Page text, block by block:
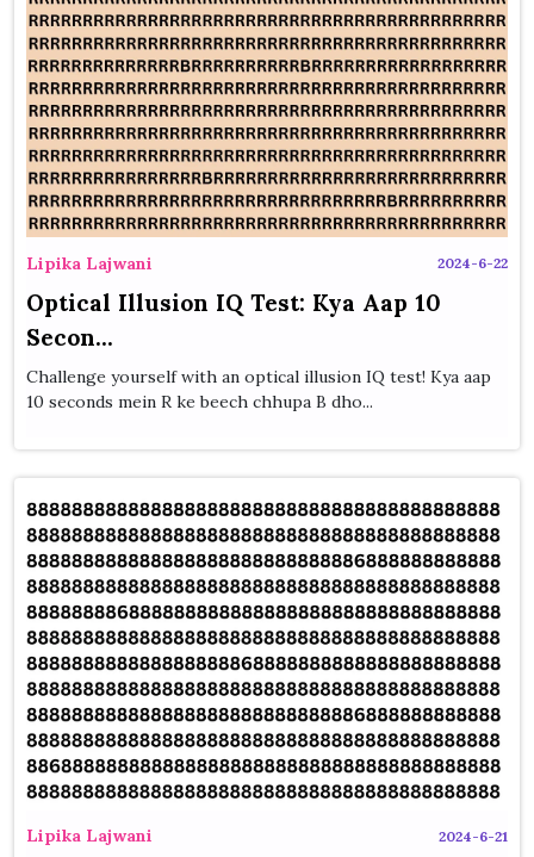
Lipika Lajwani 2024-6-22
Optical Illusion IQ Test: Kya Aap 10
Secon...
Challenge yourself with an optical illusion IQ test! Kya aap
10 seconds mein R ke beech chhupa B dho...
Lipika Lajwani 2024-6-21